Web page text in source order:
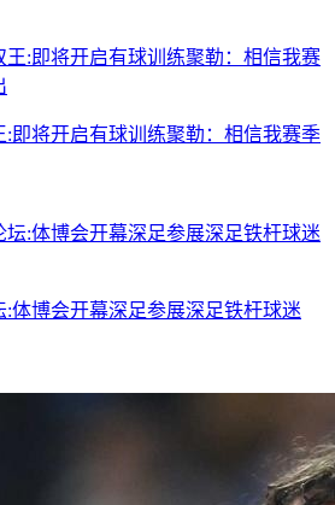
:即将开启有球训练聚勒：相信我赛季
体博会开幕深足参展深足铁杆球迷